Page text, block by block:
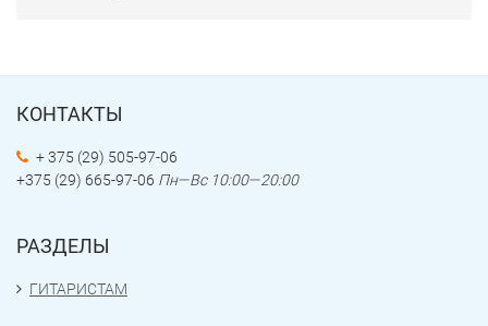
КОНТАКТЫ
+ 375 (29) 505-97-06
+375 (29) 665-97-06 Пн—Вс 10:00—20:00
РАЗДЕЛЫ
ГИТАРИСТАМ